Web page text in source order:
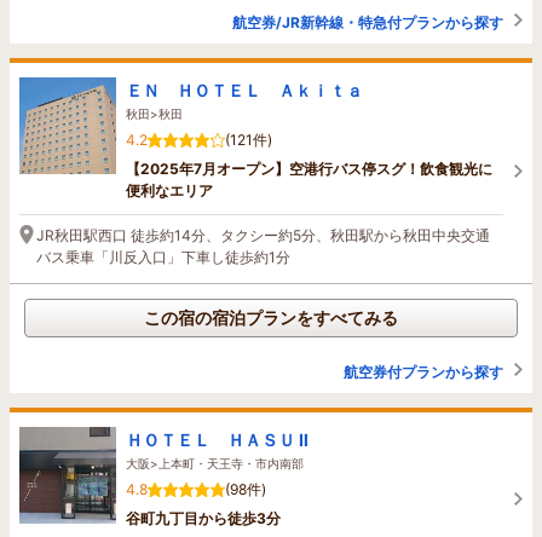
航空券/JR新幹線・特急付プランから探す
ＥＮ ＨＯＴＥＬ Ａｋｉｔａ
秋田>秋田
4.2
(121件)
【2025年7月オープン】空港行バス停スグ！飲食観光に
便利なエリア
JR秋田駅西口 徒歩約14分、タクシー約5分、秋田駅から秋田中央交通
バス乗車「川反入口」下車し徒歩約1分
この宿の宿泊プランをすべてみる
航空券付プランから探す
ＨＯＴＥＬ ＨＡＳＵ Ⅱ
大阪>上本町・天王寺・市内南部
4.8
(98件)
谷町九丁目から徒歩3分